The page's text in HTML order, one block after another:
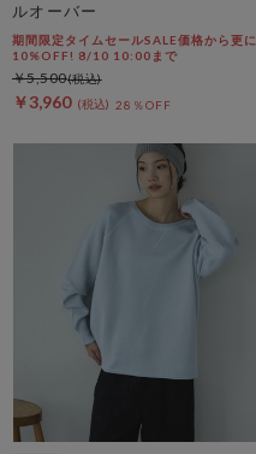
ルオーバー
期間限定タイムセールSALE価格から更に
10%OFF! 8/10 10:00まで
￥3,960 28％OFF
￥5,500